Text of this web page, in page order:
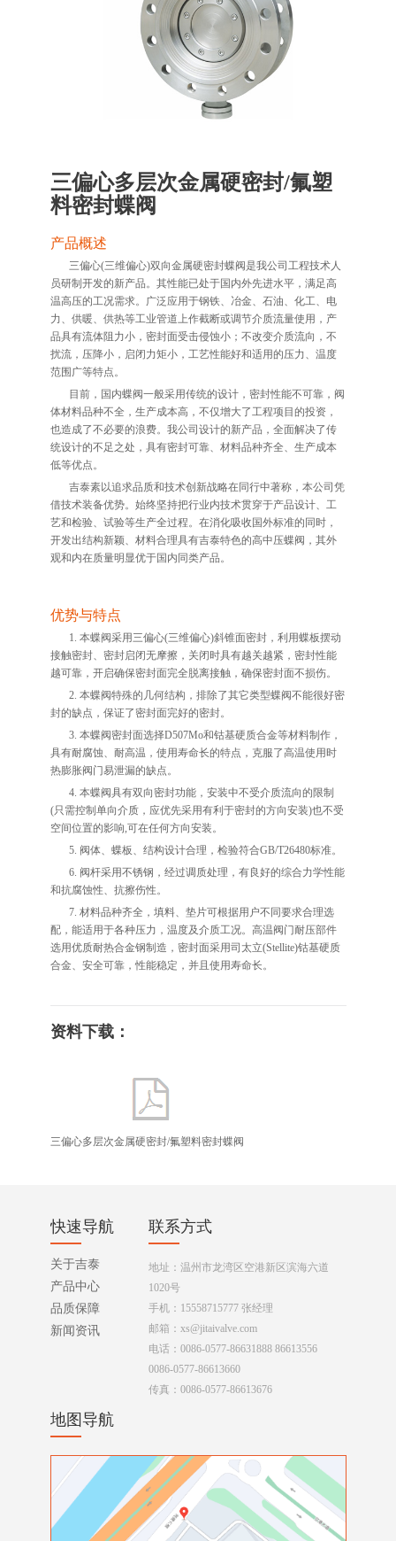
三偏心多层次金属硬密封/氟塑
料密封蝶阀
产品概述
三偏心(三维偏心)双向金属硬密封蝶阀是我公司工程技术人
员研制开发的新产品。其性能已处于国内外先进水平，满足高
温高压的工况需求。广泛应用于钢铁、冶金、石油、化工、电
力、供暖、供热等工业管道上作截断或调节介质流量使用，产
品具有流体阻力小，密封面受击侵蚀小；不改变介质流向，不
扰流，压降小，启闭力矩小，工艺性能好和适用的压力、温度
范围广等特点。
目前，国内蝶阀一般采用传统的设计，密封性能不可靠，阀
体材料品种不全，生产成本高，不仅增大了工程项目的投资，
也造成了不必要的浪费。我公司设计的新产品，全面解决了传
统设计的不足之处，具有密封可靠、材料品种齐全、生产成本
低等优点。
吉泰素以追求品质和技术创新战略在同行中著称，本公司凭
借技术装备优势。始终坚持把行业内技术贯穿于产品设计、工
艺和检验、试验等生产全过程。在消化吸收国外标准的同时，
开发出结构新颖、材料合理具有吉泰特色的高中压蝶阀，其外
观和内在质量明显优于国内同类产品。
优势与特点
1. 本蝶阀采用三偏心(三维偏心)斜锥面密封，利用蝶板摆动
接触密封、密封启闭无摩擦，关闭时具有越关越紧，密封性能
越可靠，开启确保密封面完全脱离接触，确保密封面不损伤。
2. 本蝶阀特殊的几何结构，排除了其它类型蝶阀不能很好密
封的缺点，保证了密封面完好的密封。
3. 本蝶阀密封面选择D507Mo和钴基硬质合金等材料制作，
具有耐腐蚀、耐高温，使用寿命长的特点，克服了高温使用时
热膨胀阀门易泄漏的缺点。
4. 本蝶阀具有双向密封功能，安装中不受介质流向的限制
(只需控制单向介质，应优先采用有利于密封的方向安装)也不受
空间位置的影响,可在任何方向安装。
5. 阀体、蝶板、结构设计合理，检验符合GB/T26480标准。
6. 阀杆采用不锈钢，经过调质处理，有良好的综合力学性能
和抗腐蚀性、抗擦伤性。
7. 材料品种齐全，填料、垫片可根据用户不同要求合理选
配，能适用于各种压力，温度及介质工况。高温阀门耐压部件
选用优质耐热合金钢制造，密封面采用司太立(Stellite)钴基硬质
合金、安全可靠，性能稳定，并且使用寿命长。
资料下载：
三偏心多层次金属硬密封/氟塑料密封蝶阀
快速导航
关于吉泰
产品中心
品质保障
新闻资讯
联系方式
地址：温州市龙湾区空港新区滨海六道
1020号
手机：15558715777 张经理
邮箱：xs@jitaivalve.com
电话：0086-0577-86631888 86613556
0086-0577-86613660
传真：0086-0577-86613676
地图导航